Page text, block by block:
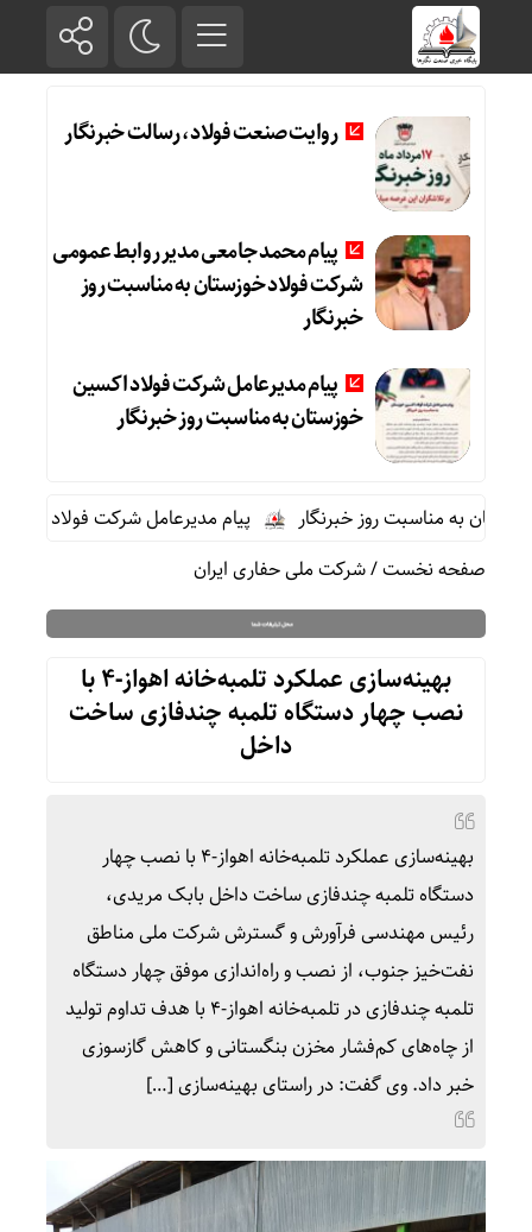
روایت صنعت فولاد،‌ رسالت خبرنگار
پیام محمد جامعی مدیر روابط عمومی
شرکت فولاد خوزستان به مناسبت روز
خبرنگار
پیام مدیرعامل شرکت فولاد اکسین
خوزستان به مناسبت روز خبرنگار
به مناسبت روز خبرنگار
پیام مدیرعامل شرکت فولاد اکسین
صفحه نخست/شرکت ملی حفاری ایران
بهینه‌سازی عملکرد تلمبه‌خانه اهواز-۴ با
نصب چهار دستگاه تلمبه چندفازی ساخت
داخل
بهینه‌سازی عملکرد تلمبه‌خانه اهواز-۴ با نصب چهار
دستگاه تلمبه چندفازی ساخت داخل بابک مریدی،
رئیس مهندسی فرآورش و گسترش شرکت ملی مناطق
نفت‌خیز جنوب، از نصب و راه‌اندازی موفق چهار دستگاه
تلمبه چندفازی در تلمبه‌خانه اهواز-۴ با هدف تداوم تولید
از چاه‌های کم‌فشار مخزن بنگستانی و کاهش گازسوزی
خبر داد. وی گفت: در راستای بهینه‌سازی […]